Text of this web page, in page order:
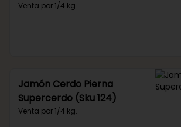
Venta por 1/4 kg.
Jamón Cerdo Pierna
Supercerdo (Sku 124)
Venta por 1/4 kg.